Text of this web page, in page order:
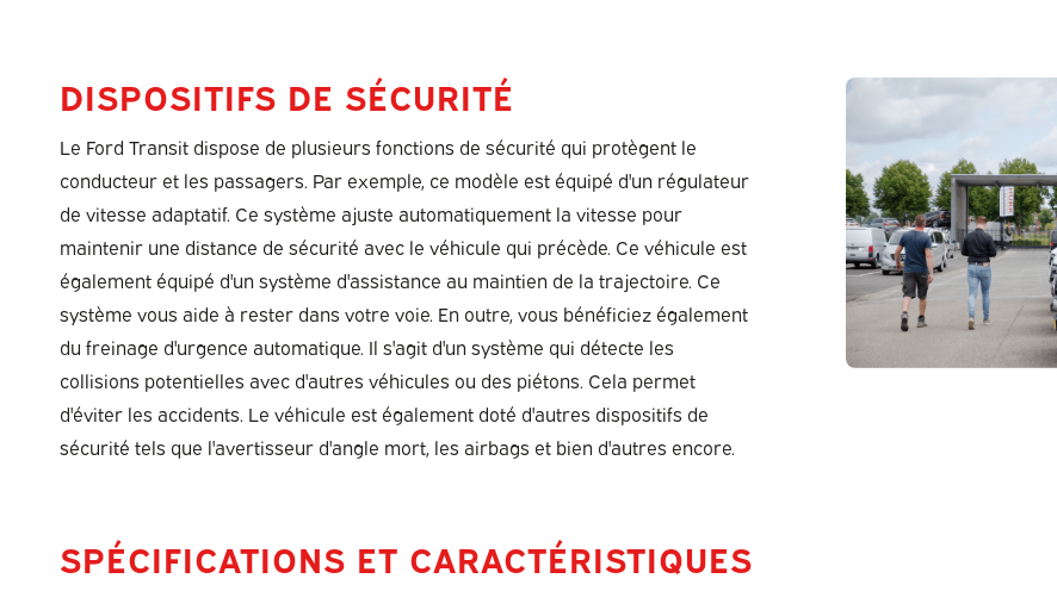
DISPOSITIFS DE SÉCURITÉ
Le Ford Transit dispose de plusieurs fonctions de sécurité qui protègent le
conducteur et les passagers. Par exemple, ce modèle est équipé d'un régulateur
de vitesse adaptatif. Ce système ajuste automatiquement la vitesse pour
maintenir une distance de sécurité avec le véhicule qui précède. Ce véhicule est
également équipé d'un système d'assistance au maintien de la trajectoire. Ce
système vous aide à rester dans votre voie. En outre, vous bénéficiez également
du freinage d'urgence automatique. Il s'agit d'un système qui détecte les
collisions potentielles avec d'autres véhicules ou des piétons. Cela permet
d'éviter les accidents. Le véhicule est également doté d'autres dispositifs de
sécurité tels que l'avertisseur d'angle mort, les airbags et bien d'autres encore.
SPÉCIFICATIONS ET CARACTÉRISTIQUES